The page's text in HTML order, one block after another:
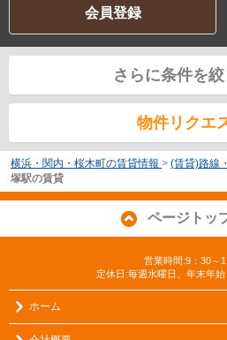
会員登録
さらに条件を
物件リクエ
横浜・関内・桜木町の賃貸情報 > (賃貸)路線
塚駅の賃貸
ページトッ
営業時間:9：30～
定休日:毎週水曜日、年末年
ホーム